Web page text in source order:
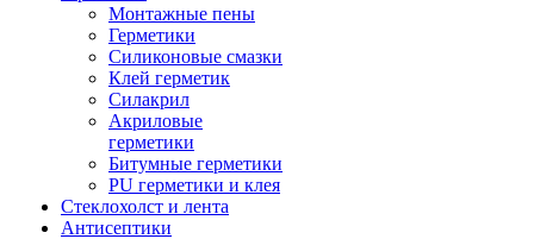
Монтажные пены
Герметики
Силиконовые смазки
Клей герметик
Силакрил
Акриловые
герметики
Битумные герметики
PU герметики и клея
Стеклохолст и лента
Антисептики